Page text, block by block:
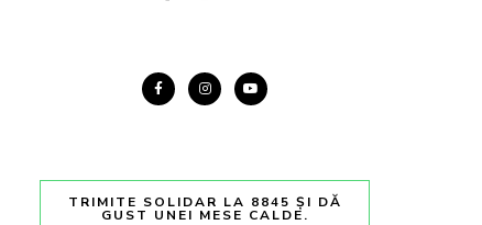
TRIMITE SOLIDAR LA 8845 ȘI DĂ
GUST UNEI MESE CALDE.